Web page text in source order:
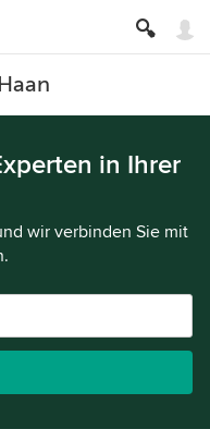
in Ihrer
wir verbinden Sie mit